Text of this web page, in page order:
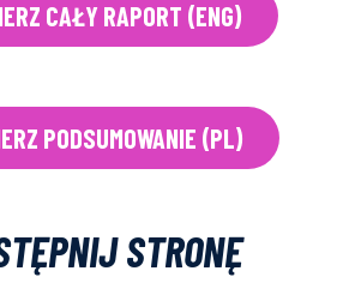
CAŁY RAPORT (ENG)
PODSUMOWANIE (PL)
STRONĘ